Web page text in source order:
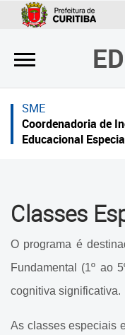
Inicial
Secretaria
Profissionais da
Contato
Links
úteis
Portal da Prefeitura de
Cadastramento Escolar
Inicial
Inicial
Secretaria
Crianças e estudantes
Comunidade
Atendimento
SME
Coordenadoria de
Educacional
Classes
O programa é
Fundamental (1º ao
cognitiva significativa.
As classes especiais